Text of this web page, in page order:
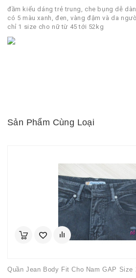
đầm kiểu dáng trẻ trung, che bụng dễ
có 5 màu xanh, đen, vàng đậm và da
chỉ 1 size cho nữ từ 45 tới 52kg
Sản Phẩm Cùng Loại
Quần Jean Body Fit Cho Nam GAP Size